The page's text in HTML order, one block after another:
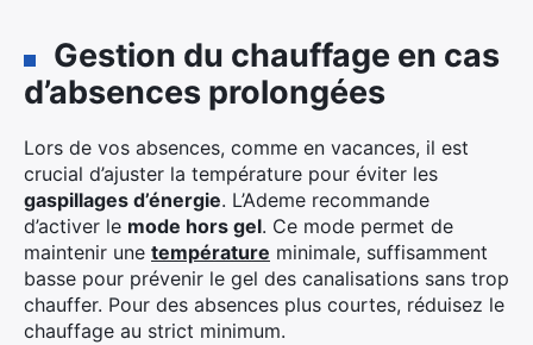
Gestion du chauffage en cas
d’absences prolongées
Lors de vos absences, comme en vacances, il est
crucial d’ajuster la température pour éviter les
gaspillages d’énergie. L’Ademe recommande
d’activer le mode hors gel. Ce mode permet de
maintenir une température minimale, suffisamment
basse pour prévenir le gel des canalisations sans trop
chauffer. Pour des absences plus courtes, réduisez le
chauffage au strict minimum.